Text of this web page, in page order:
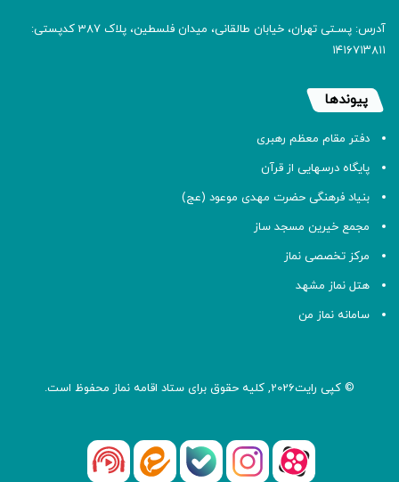
آدرس: پسـتی تهران، خیابان طالقانی، میدان فلسطین، پلاک 387 کدپستی:
۱۴۱۶۷۱۳۸۱۱
پیوندها
دفتر مقام معظم رهبری
پایگاه درسهایی از قرآن
بنیاد فرهنگی حضرت مهدی موعود (عج)
مجمع خیرین مسجد ساز
مرکز تخصصی نماز
هتل نماز مشهد
سامانه نماز من
© کپی رایت2026, کلیه حقوق برای ستاد اقامه نماز محفوظ است.
آپارات اینستاگرام
بله ایتا